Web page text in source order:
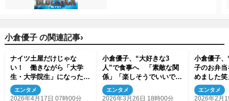
小倉優子 の関連記事›
ナイツ土屋だけじゃな
い！ 働きながら「大学
生・大学院生」になった芸
能人
エンタメ
2026年4月17日 07時00分
小倉優子、“大好きな3
人”で食事へ 「素敵な関
係」「楽しそうでいいです
ね」
エンタメ
2026年3月26日 18時00分
小倉優子
子のお弁
めました笑
エンタメ
2026年2月